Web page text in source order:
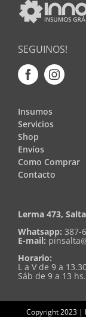
SEGUINOS!
Insumos
Servicios
Shop
Envíos
Como Comprar
Contacto
Lerma 473, Salta
Whatsapp: 387-
E-mail:
Horario:
L a V de 9 a
Sáb de 9 a 13 hs.
Copyright 2023 |